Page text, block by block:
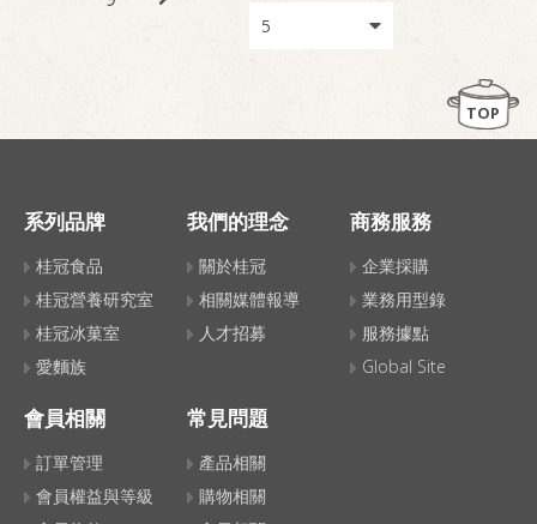
TOP
系列品牌
桂冠食品
桂冠營養研究室
桂冠冰菓室
愛麵族
我們的理念
關於桂冠
相關媒體報導
人才招募
商務服務
企業採購
業務用型錄
服務據點
Global Site
會員相關
訂單管理
會員權益與等級
常見問題
產品相關
購物相關